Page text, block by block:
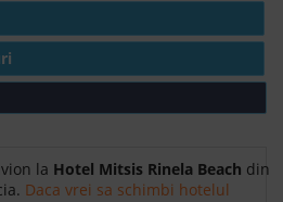
la Hotel Mitsis Rinela Beach din
Daca vrei sa schimbi hotelul